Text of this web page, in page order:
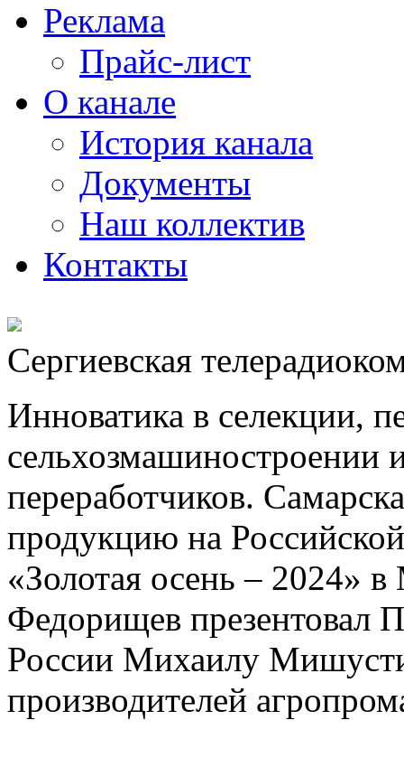
Реклама
Прайс-лист
О канале
История канала
Документы
Наш коллектив
Контакты
Сергиевская
Инноватика в селекции,
сельхозмашиностроении
переработчиков.
продукцию на
«Золотая осень – 2024»
Федорищев презентовал
России Михаилу
производителей